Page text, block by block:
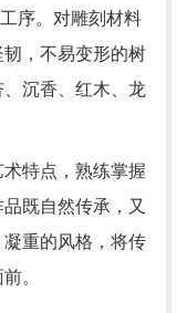
序。对雕刻材料
，不易变形的树
沉香、红木、龙
特点，熟练掌握
既自然传承，又
重的风格，将传
。